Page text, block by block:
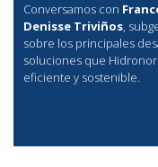
Conversamos con
Denisse Triviños,
sobre los principales
soluciones que
eficiente y sostenible.